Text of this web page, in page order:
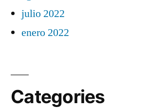
julio 2022
enero 2022
Categories